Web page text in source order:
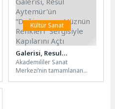
Kültür Sanat
Akademililer Sanat
Galerisi, Resul
Aytemür’ün
“Değişmeyen Hüznün
Renkleri” Sergisiyle
Akademililer Sanat
Merkezi’nin tamamlanan